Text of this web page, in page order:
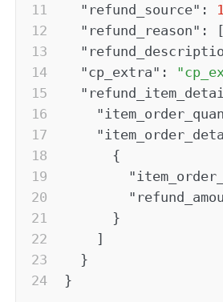
"refund_source" : 1
"refund_reason" : [
"cp_extra" :
{
}
]
}
}